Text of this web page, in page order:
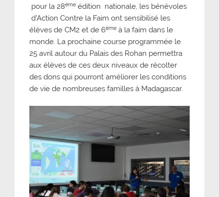
pour la 28ème édition nationale, les bénévoles
d’Action Contre la Faim ont sensibilisé les
élèves de CM2 et de 6ème à la faim dans le
monde. La prochaine course programmée le
25 avril autour du Palais des Rohan permettra
aux élèves de ces deux niveaux de récolter
des dons qui pourront améliorer les conditions
de vie de nombreuses familles à Madagascar.